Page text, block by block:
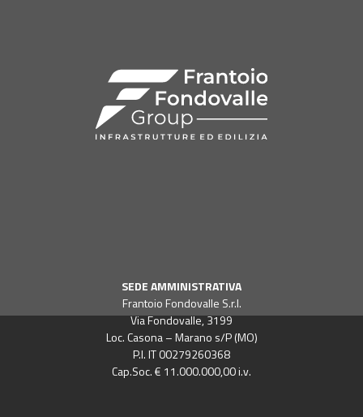
SEDE AMMINISTRATIVA
Frantoio Fondovalle S.r.l.
Via Fondovalle, 3199
Loc. Casona – Marano s/P (MO)
P.I. IT 00279260368
Cap.Soc. € 11.000.000,00 i.v.